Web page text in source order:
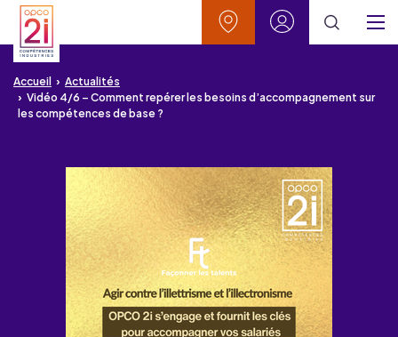
Aller au contenu
Aller à la recherche
Aller au menu
Aller au pied de page
Accueil
Actualités
Vidéo 4/6 – Comment repérer les besoins d’accompagnement sur
les compétences de base ?